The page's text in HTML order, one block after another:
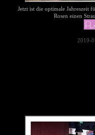
Jetzt ist die optimale Jahreszeit
Rosen einen
2019-